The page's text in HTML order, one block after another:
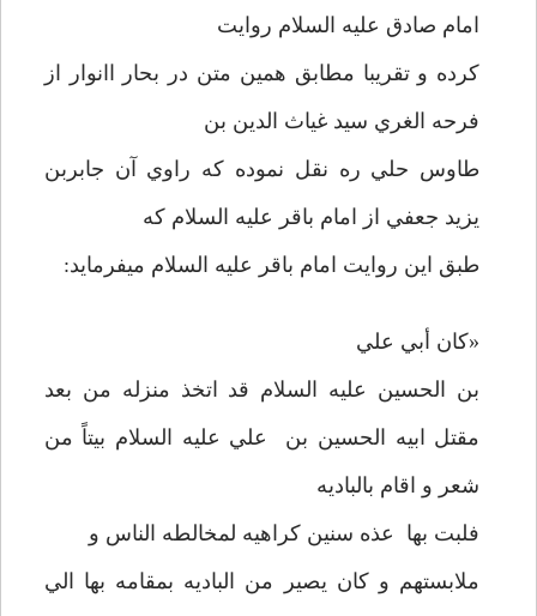
امام صادق عليه السلام روايت
کرده و تقريبا مطابق همين متن در بحار اانوار از
فرحه الغري سيد غياث الدين بن
طاوس حلي ره نقل نموده که راوي آن جابربن
يزيد جعفي از امام باقر عليه السلام که
طبق اين روايت امام باقر عليه السلام ميفرمايد:
«کان أبي علي
بن الحسين عليه السلام قد اتخذ منزله من بعد
مقتل ابيه الحسين بن علي عليه السلام بيتاً من
شعر و اقام بالباديه
فلبت بها عذه سنين کراهيه لمخالطه الناس و
ملابستهم و کان يصير من الباديه بمقامه بها الي